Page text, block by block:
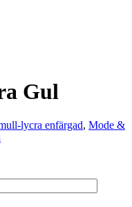
Gul
lycra enfärgad, Mode &